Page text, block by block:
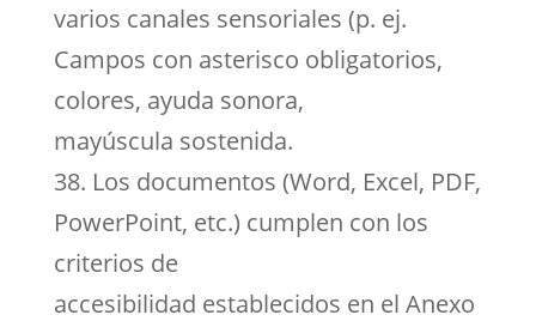
varios canales sensoriales (p. ej.
Campos con asterisco obligatorios,
colores, ayuda sonora,
mayúscula sostenida.
38. Los documentos (Word, Excel, PDF,
PowerPoint, etc.) cumplen con los
criterios de
accesibilidad establecidos en el Anexo